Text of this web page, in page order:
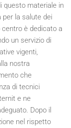
questo materiale in
la salute dei
centro è dedicato a
un servizio di
vigenti,
nostra
che
di tecnici
e ne
Dopo il
nel rispetto